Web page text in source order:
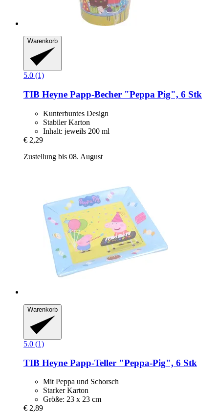
Warenkorb
5.0 (1)
TIB Heyne Papp-​Becher "Peppa Pig", 6 Stk
Kunterbuntes Design
Stabiler Karton
Inhalt: jeweils 200 ml
€ 2,29
Zustellung bis 08. August
Warenkorb
5.0 (1)
TIB Heyne Papp-​Teller "Peppa-​Pig", 6 Stk
Mit Peppa und Schorsch
Starker Karton
Größe: 23 x 23 cm
€ 2,89